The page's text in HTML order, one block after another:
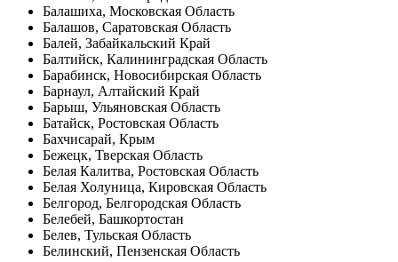
Балашиха, Московская Область
Балашов, Саратовская Область
Балей, Забайкальский Край
Балтийск, Калининградская Область
Барабинск, Новосибирская Область
Барнаул, Алтайский Край
Барыш, Ульяновская Область
Батайск, Ростовская Область
Бахчисарай, Крым
Бежецк, Тверская Область
Белая Калитва, Ростовская Область
Белая Холуница, Кировская Область
Белгород, Белгородская Область
Белебей, Башкортостан
Белев, Тульская Область
Белинский, Пензенская Область